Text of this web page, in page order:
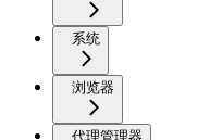
系统
浏览器
代理管理器